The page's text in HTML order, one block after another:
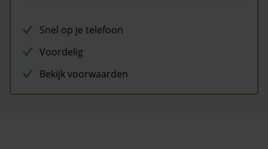
Snel op je telefoon
Voordelig
Bekijk voorwaarden